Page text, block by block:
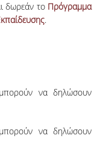
δωρεάν το Πρόγραμμα
.
να δηλώσουν
να δηλώσουν